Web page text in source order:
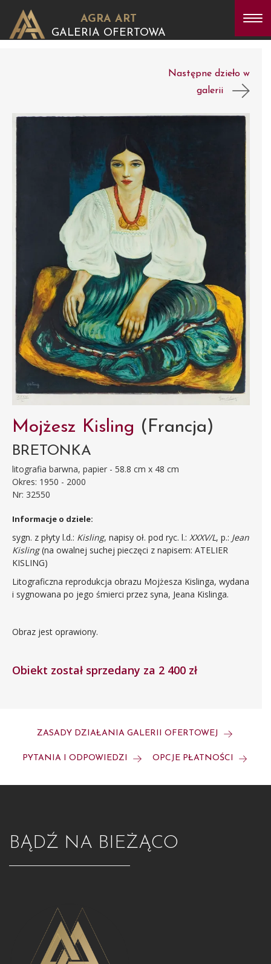
AGRA ART
GALERIA OFERTOWA
Następne dzieło w
galerii
Mojżesz Kisling (Francja)
BRETONKA
litografia barwna, papier - 58.8 cm x 48 cm
Okres: 1950 - 2000
Nr: 32550
Informacje o dziele:
sygn. z płyty l.d.: Kisling, napisy oł. pod ryc. l.: XXXV/L, p.: Jean
Kisling(na owalnej suchej pieczęci z napisem: ATELIER
KISLING)
Litograficzna reprodukcja obrazu Mojżesza Kislinga, wydana
i sygnowana po jego śmierci przez syna, Jeana Kislinga.
Obraz jest oprawiony.
Obiekt został sprzedany za 2 400 zł
ZASADY DZIAŁANIA GALERII OFERTOWEJ
PYTANIA I ODPOWIEDZI OPCJE PŁATNOŚCI
BĄDŹ NA BIEŻĄCO